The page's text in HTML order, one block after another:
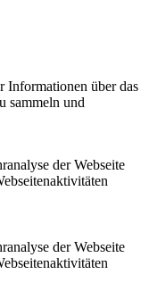
Informationen über das
sammeln und
der Webseite
der Webseite